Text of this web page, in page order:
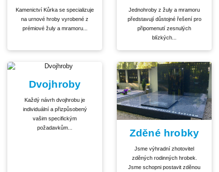
Kamenictví Kůrka se specializuje
na urnové hroby vyrobené z
prémiové žuly a mramoru...
Jednohroby z žuly a mramoru
představují důstojné řešení pro
připomenutí zesnulých
blízkých...
Dvojhroby
Každý návrh dvojhrobu je
individuální a přizpůsobený
vašim specifickým
požadavkům...
Zděné hrobky
Jsme výhradní zhotovitel
zděných rodinných hrobek.
Jsme schopni postavit zděnou